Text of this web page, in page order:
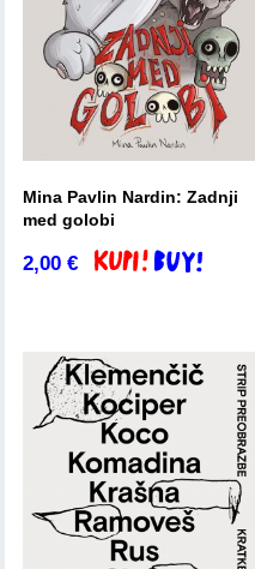
Mina Pavlin Nardin: Zadnji
med golobi
2,00€ Dodaj v košarico